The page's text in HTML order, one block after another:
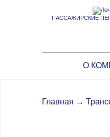
ПАССАЖИРСКИЕ
О
Главная →